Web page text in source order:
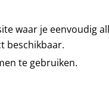
waar je eenvoudig
beschikbaar.
te gebruiken.